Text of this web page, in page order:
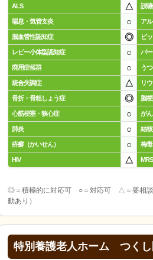
ALS △ 誤
喘息・気管支炎 ○ ア
脳血管性認知症 ◎ ピ
レビー小体型認知症 ○ パ
廃用症候群 ○ う
統合失調症 △ リ
骨折・骨粗しょう症 ◎ 脳
心筋梗塞・狭心症 ○ が
肺炎 ○ 結核
疥癬（かいせん） ○ 梅毒
HIV △
◎＝積極的に対応可 ○＝対応可 △＝要相
動あり）
特別養護老人ホーム つくし